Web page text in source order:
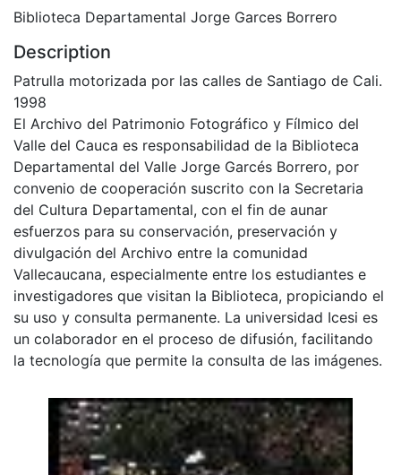
Biblioteca Departamental Jorge Garces Borrero
Description
Patrulla motorizada por las calles de Santiago de Cali.
1998
El Archivo del Patrimonio Fotográfico y Fílmico del
Valle del Cauca es responsabilidad de la Biblioteca
Departamental del Valle Jorge Garcés Borrero, por
convenio de cooperación suscrito con la Secretaria
del Cultura Departamental, con el fin de aunar
esfuerzos para su conservación, preservación y
divulgación del Archivo entre la comunidad
Vallecaucana, especialmente entre los estudiantes e
investigadores que visitan la Biblioteca, propiciando el
su uso y consulta permanente. La universidad Icesi es
un colaborador en el proceso de difusión, facilitando
la tecnología que permite la consulta de las imágenes.